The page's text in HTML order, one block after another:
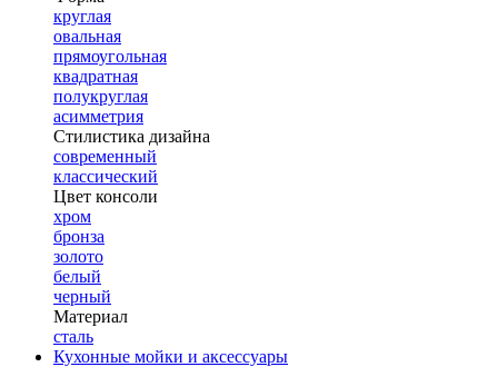
круглая
овальная
прямоугольная
квадратная
полукруглая
асимметрия
Стилистика дизайна
современный
классический
Цвет консоли
хром
бронза
золото
белый
черный
Материал
сталь
Кухонные мойки и аксессуары